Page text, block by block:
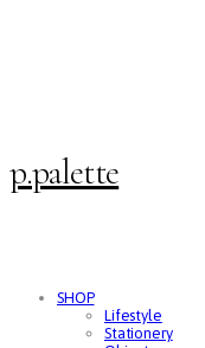
p.palette
SHOP
Lifestyle
Stationery